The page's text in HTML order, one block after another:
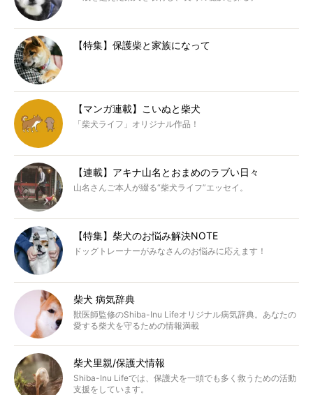
【特集】保護柴と家族になって
【マンガ連載】こいぬと柴犬
「柴犬ライフ」オリジナル作品！
【連載】アキナ山名とおまめのラブい日々
山名さんご本人が綴る“柴犬ライフ”エッセイ。
【特集】柴犬のお悩み解決NOTE
ドッグトレーナーがみなさんのお悩みに応えます！
柴犬 病気辞典
獣医師監修のShiba-Inu Lifeオリジナル病気辞典。あなたの
愛する柴犬を守るための情報満載
柴犬里親/保護犬情報
Shiba-Inu Lifeでは、保護犬を一頭でも多く救うための活動
支援をしています。